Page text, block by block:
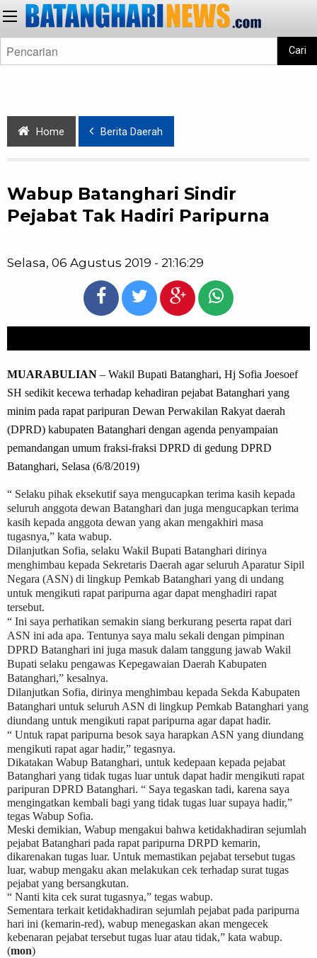
Cari
Home Berita Daerah
Wabup Batanghari Sindir
Pejabat Tak Hadiri Paripurna
Selasa, 06 Agustus 2019 - 21:16:29
MUARABULIAN – Wakil Bupati Batanghari, Hj Sofia Joesoef
SH sedikit kecewa terhadap kehadiran pejabat Batanghari yang
minim pada rapat paripuran Dewan Perwakilan Rakyat daerah
(DPRD) kabupaten Batanghari dengan agenda penyampaian
pemandangan umum fraksi-fraksi DPRD di gedung DPRD
Batanghari, Selasa (6/8/2019)
“ Selaku pihak eksekutif saya mengucapkan terima kasih kepada
seluruh anggota dewan Batanghari dan juga mengucapkan terima
kasih kepada anggota dewan yang akan mengakhiri masa
tugasnya,” kata wabup.
Dilanjutkan Sofia, selaku Wakil Bupati Batanghari dirinya
menghimbau kepada Sekretaris Daerah agar seluruh Aparatur Sipil
Negara (ASN) di lingkup Pemkab Batanghari yang di undang
untuk mengikuti rapat paripurna agar dapat menghadiri rapat
tersebut.
“ Ini saya perhatikan semakin siang berkurang peserta rapat dari
ASN ini ada apa. Tentunya saya malu sekali dengan pimpinan
DPRD Batanghari ini juga masuk dalam tanggung jawab Wakil
Bupati selaku pengawas Kepegawaian Daerah Kabupaten
Batanghari,” kesalnya.
Dilanjutkan Sofia, dirinya menghimbau kepada Sekda Kabupaten
Batanghari untuk seluruh ASN di lingkup Pemkab Batanghari yang
diundang untuk mengikuti rapat paripurna agar dapat hadir.
“ Untuk rapat paripurna besok saya harapkan ASN yang diundang
mengikuti rapat agar hadir,” tegasnya.
Dikatakan Wabup Batanghari, untuk kedepaan kepada pejabat
Batanghari yang tidak tugas luar untuk dapat hadir mengikuti rapat
paripuran DPRD Batanghari. “ Saya tegaskan tadi, karena saya
mengingatkan kembali bagi yang tidak tugas luar supaya hadir,”
tegas Wabup Sofia.
Meski demikian, Wabup mengakui bahwa ketidakhadiran sejumlah
pejabat Batanghari pada rapat paripurna DRPD kemarin,
dikarenakan tugas luar. Untuk memastikan pejabat tersebut tugas
luar, wabup mengaku akan melakukan cek terhadap surat tugas
pejabat yang bersangkutan.
“ Nanti kita cek surat tugasnya,” tegas wabup.
Sementara terkait ketidakhadiran sejumlah pejabat pada paripurna
hari ini (kemarin-red), wabup menegaskan akan mengecek
kebenaran pejabat tersebut tugas luar atau tidak,” kata wabup.
(mon)